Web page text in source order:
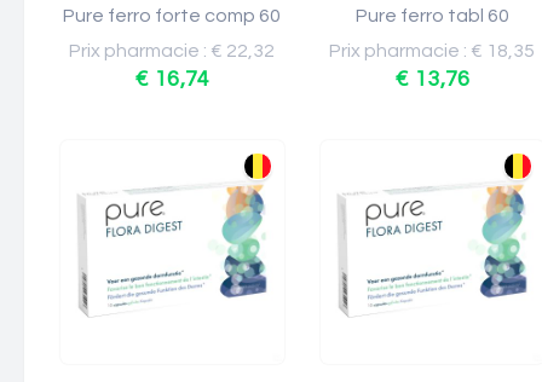
Pure ferro forte comp 60
Prix pharmacie : € 22,32
€ 16,74
Pure ferro tabl 60
Prix pharmacie : € 18,35
€ 13,76